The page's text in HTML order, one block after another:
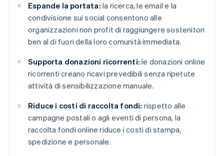
Espande la portata: la ricerca, le email e la
condivisione sui social consentono alle
organizzazioni non profit di raggiungere sostenitori
ben al di fuori della loro comunità immediata.
Supporta donazioni ricorrenti: le donazioni online
ricorrenti creano ricavi prevedibili senza ripetute
attività di sensibilizzazione manuale.
Riduce i costi di raccolta fondi: rispetto alle
campagne postali o agli eventi di persona, la
raccolta fondi online riduce i costi di stampa,
spedizione e personale.